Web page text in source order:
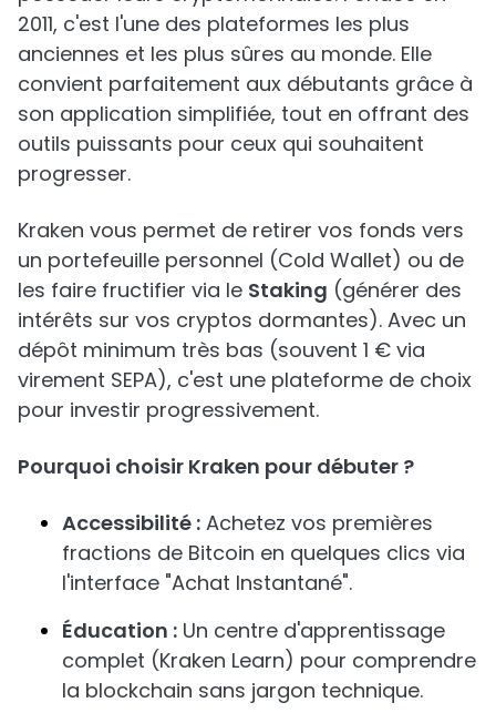
2011, c'est l'une des plateformes les plus
anciennes et les plus sûres au monde. Elle
convient parfaitement aux débutants grâce à
son application simplifiée, tout en offrant des
outils puissants pour ceux qui souhaitent
progresser.
Kraken vous permet de retirer vos fonds vers
un portefeuille personnel (Cold Wallet) ou de
les faire fructifier via le Staking (générer des
intérêts sur vos cryptos dormantes). Avec un
dépôt minimum très bas (souvent 1 € via
virement SEPA), c'est une plateforme de choix
pour investir progressivement.
Pourquoi choisir Kraken pour débuter ?
Accessibilité : Achetez vos premières
fractions de Bitcoin en quelques clics via
l'interface "Achat Instantané".
Éducation : Un centre d'apprentissage
complet (Kraken Learn) pour comprendre
la blockchain sans jargon technique.